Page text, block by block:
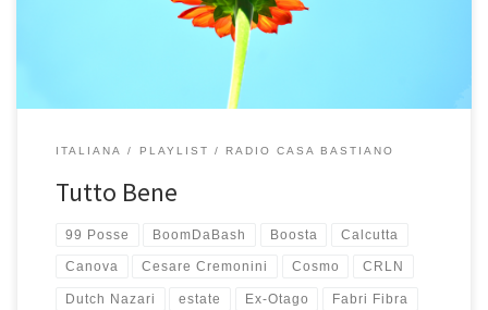
raggiungere remote spiagge della Grecia e della […]
ITALIANA PLAYLIST RADIO CASA BASTIANO
Tutto Bene
99 Posse BoomDaBash Boosta Calcutta
Canova Cesare Cremonini Cosmo CRLN
Dutch Nazari estate Ex-Otago Fabri Fibra